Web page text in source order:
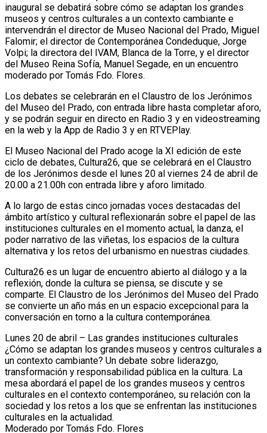
inaugural se debatirá sobre cómo se adaptan los grandes
museos y centros culturales a un contexto cambiante e
intervendrán el director de Museo Nacional del Prado, Miguel
Falomir; el director de Contemporánea Condeduque, Jorge
Volpi; la directora del IVAM, Blanca de la Torre, y el director
del Museo Reina Sofía, Manuel Segade, en un encuentro
moderado por Tomás Fdo. Flores.
Los debates se celebrarán en el Claustro de los Jerónimos
del Museo del Prado, con entrada libre hasta completar aforo,
y se podrán seguir en directo en Radio 3 y en videostreaming
en la web y la App de Radio 3 y en RTVEPlay.
El Museo Nacional del Prado acoge la XI edición de este
ciclo de debates, Cultura26, que se celebrará en el Claustro
de los Jerónimos desde el lunes 20 al viernes 24 de abril de
20.00 a 21.00h con entrada libre y aforo limitado.
A lo largo de estas cinco jornadas voces destacadas del
ámbito artístico y cultural reflexionarán sobre el papel de las
instituciones culturales en el momento actual, la danza, el
poder narrativo de las viñetas, los espacios de la cultura
alternativa y los retos del urbanismo en nuestras ciudades.
Cultura26 es un lugar de encuentro abierto al diálogo y a la
reflexión, donde la cultura se piensa, se discute y se
comparte. El Claustro de los Jerónimos del Museo del Prado
se convierte un año más en un espacio excepcional para la
conversación en torno a la cultura contemporánea.
Lunes 20 de abril – Las grandes instituciones culturales
¿Cómo se adaptan los grandes museos y centros culturales a
un contexto cambiante? Un debate sobre liderazgo,
transformación y responsabilidad pública en la cultura. La
mesa abordará el papel de los grandes museos y centros
culturales en el contexto contemporáneo, su relación con la
sociedad y los retos a los que se enfrentan las instituciones
culturales en la actualidad.
Moderado por Tomás Fdo. Flores